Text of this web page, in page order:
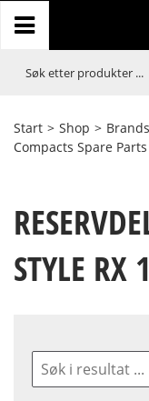
Start > Shop > Brands
Compacts Spare Parts
STYLE